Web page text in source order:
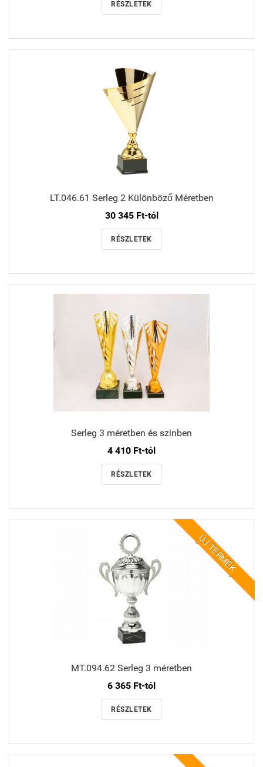
RÉSZLETEK
LT.046.61 Serleg 2 Különböző Méretben
30 345 Ft-tól
RÉSZLETEK
Serleg 3 méretben és színben
4 410 Ft-tól
RÉSZLETEK
ÚJ TERMÉK
MT.094.62 Serleg 3 méretben
6 365 Ft-tól
RÉSZLETEK